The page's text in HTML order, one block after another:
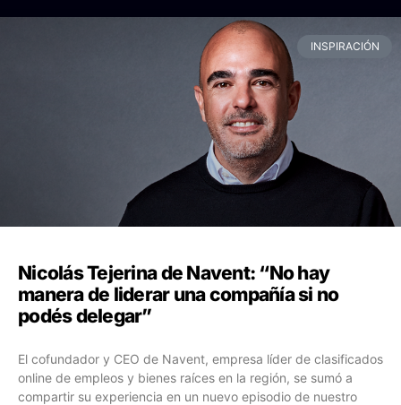
INSPIRACIÓN
Nicolás Tejerina de Navent: “No hay
manera de liderar una compañía si no
podés delegar”
El cofundador y CEO de Navent, empresa líder de clasificados
online de empleos y bienes raíces en la región, se sumó a
compartir su experiencia en un nuevo episodio de nuestro